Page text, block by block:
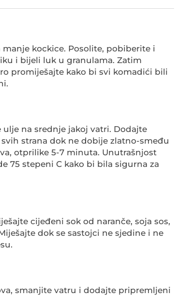
manje kockice. Posolite, pobiberite i
i bijeli luk u granulama. Zatim
promiješajte kako bi svi komadići bili
na srednje jakoj vatri. Dodajte
strana dok ne dobije zlatno-smeđu
otprilike 5-7 minuta. Unutrašnjost
75 stepeni C kako bi bila sigurna za
cijeđeni sok od naranče, soja sos,
dok se sastojci ne sjedine i ne
smanjite vatru i dodajte pripremljeni